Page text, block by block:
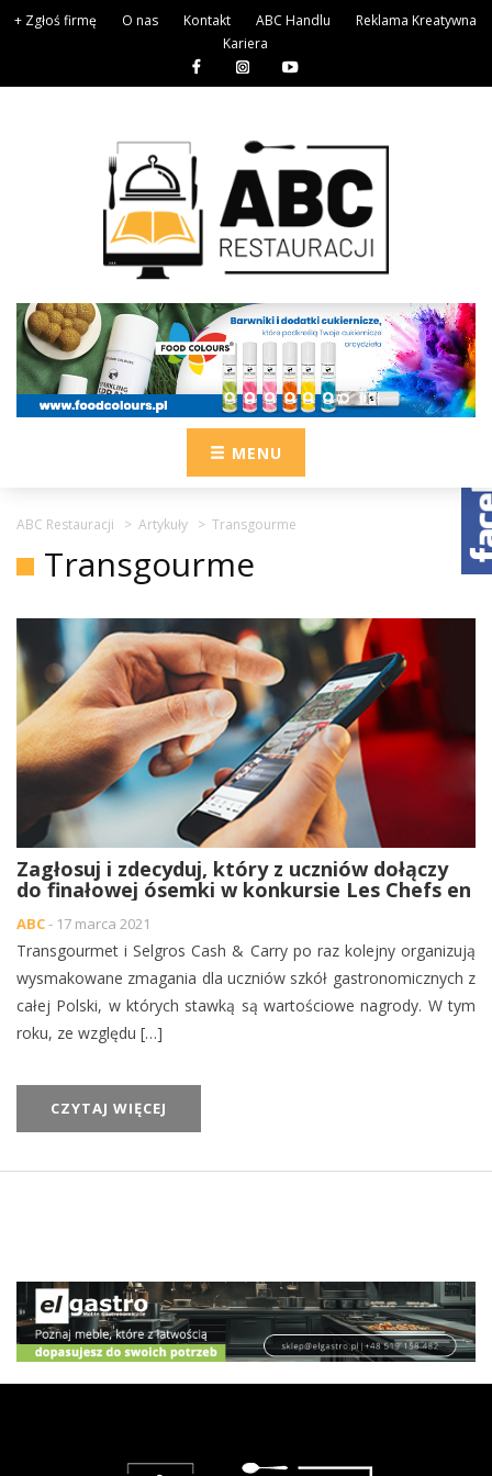
+ Zgłoś firmę O nas Kontakt ABC Handlu
Reklama Kreatywna
Kariera
MENU
ABC Restauracji > Artykuły > Transgourme
Transgourme
Zagłosuj i zdecyduj, który z uczniów dołączy
do finałowej ósemki w konkursie Les Chefs en
ABC- 17 marca 2021
Transgourmet i Selgros Cash & Carry po raz kolejny organizują
wysmakowane zmagania dla uczniów szkół gastronomicznych z
całej Polski, w których stawką są wartościowe nagrody. W tym
roku, ze względu […]
CZYTAJ WIĘCEJ